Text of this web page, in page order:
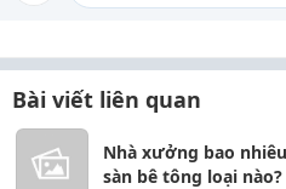
Bài viết liên quan
Nhà xưởng bao
sàn bê tông loại nào?